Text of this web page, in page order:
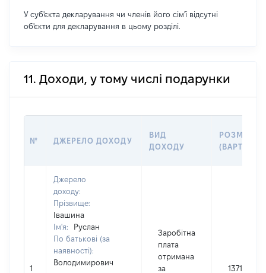
У суб'єкта декларування чи членів його сім'ї відсутні
об'єкти для декларування в цьому розділі.
11. Доходи, у тому числі подарунки
№ ДЖЕРЕЛО ДОХОДУ
ВИД
ДОХОДУ
РОЗМІР
(ВАРТІСТЬ)
1
Джерело
доходу:
Прізвище:
Івашина
Ім'я:
Руслан
По батькові (за
наявності):
Володимирович
Заробітна
плата
отримана
за
137121